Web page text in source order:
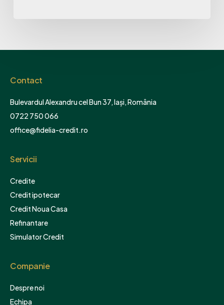
Contact
Bulevardul Alexandru cel Bun 37, Iași, România
0722 750 066
office@fidelia-credit.ro
Servicii
Credite
Credit ipotecar
Credit Noua Casa
Refinantare
Simulator Credit
Companie
Despre noi
Echipa